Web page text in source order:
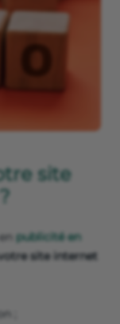
site
publicité en
site internet
;